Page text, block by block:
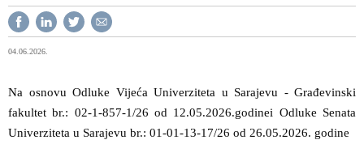
04.06.2026.
Na osnovu Odluke Vijeća Univerziteta u Sarajevu - Građevinski
fakultet br.: 02-1-857-1/26 od 12.05.2026.godinei Odluke Senata
Univerziteta u Sarajevu br.: 01-01-13-17/26 od 26.05.2026. godine